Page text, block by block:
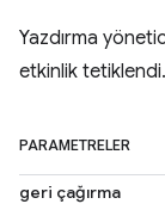
Yazdırma
etkinlik tetiklendi.
PARAMETRELER
geri çağırma